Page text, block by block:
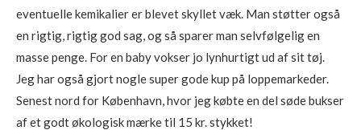
eventuelle kemikalier er blevet skyllet væk. Man støtter også
en rigtig, rigtig god sag, og så sparer man selvfølgelig en
masse penge. For en baby vokser jo lynhurtigt ud af sit tøj.
Jeg har også gjort nogle super gode kup på loppemarkeder.
Senest nord for København, hvor jeg købte en del søde bukser
af et godt økologisk mærke til 15 kr. stykket!